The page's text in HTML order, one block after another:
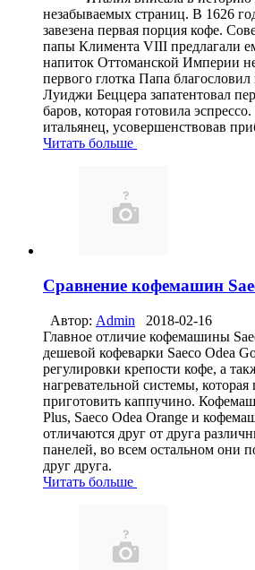
незабываемых страниц. В 1626
завезена первая порция кофе.
папы Климента VIII предлагали
напиток Оттоманской Империи
первого глотка Папа
Луиджи Беццера запатентовал
баров, которая готовила
итальянец, усовершенствовав
Читать больше
Сравнение кофемашин
Автор: Admin
2018-02-16
Главное отличие кофемашины
дешевой кофеварки Saeco Odea
регулировки крепости кофе, а
нагревательной системы, которая
приготовить каппучино.
Plus, Saeco Odea Orange и
отличаются друг от друга
панелей, во всем остальном они
друг друга.
Читать больше